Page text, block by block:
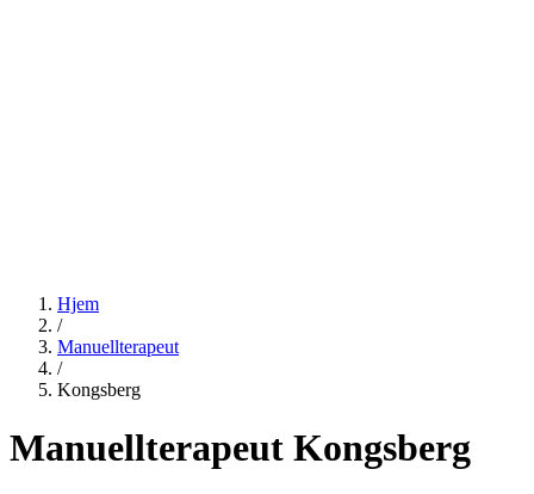
Hjem
/
Manuellterapeut
/
Kongsberg
Manuellterapeut Kongsberg